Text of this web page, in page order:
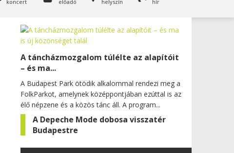
koncert előadó helyszín hír
A táncházmozgalom túlélte az alapítóit
– és ma...
A Budapest Park ötödik alkalommal rendezi meg a
FolkParkot, amelynek középpontjában ezúttal is az
élő népzene és a közös tánc áll. A program...
A Depeche Mode dobosa visszatér
Budapestre